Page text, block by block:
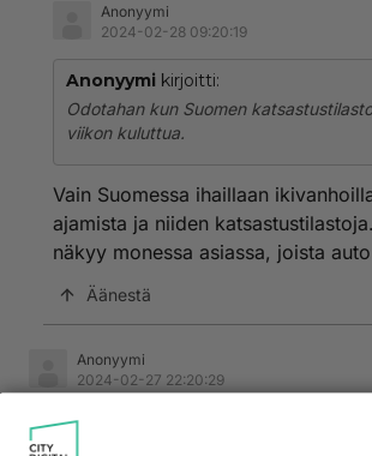
Anonyymi
2024-02-28 09:20:19
Anonyymi kirjoitti:
Odotahan kun Suomen
viikon kuluttua.
Vain Suomessa ihaillaan
ajamista ja niiden
näkyy monessa asiassa, joista
Äänestä
Anonyymi
2024-02-27 22:20:29